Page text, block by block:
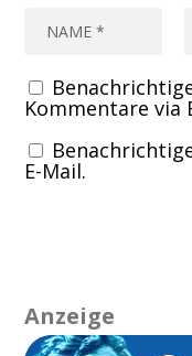
Kommentare via
E-Mail.
Anzeige